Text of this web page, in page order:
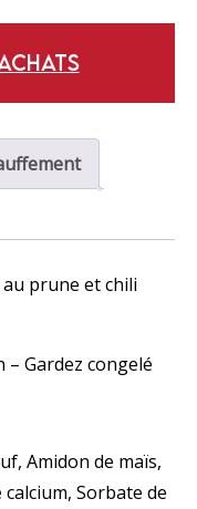
prune et chili
– Gardez congelé
Amidon de maïs,
Sorbate de